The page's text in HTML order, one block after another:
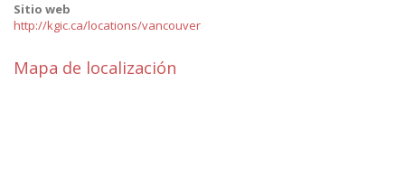
Sitio web
http://kgic.ca/locations/vancouver
Mapa de localización